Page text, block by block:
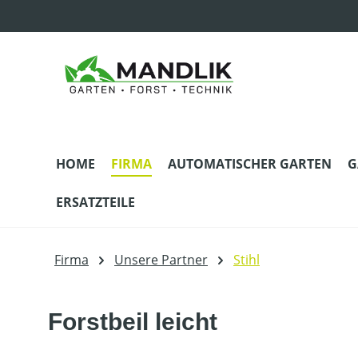
HOME FIRMA AUTOMATISCHER GARTEN
ERSATZTEILE
Firma Unsere Partner Stihl
Forstbeil leicht